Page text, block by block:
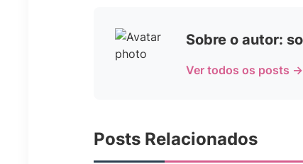
Sobre o autor:
Ver todos os posts →
Posts Relacionados